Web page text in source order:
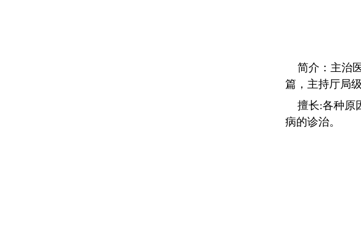
简介：主治
篇，主持厅局
擅长:各种原
病的诊治。